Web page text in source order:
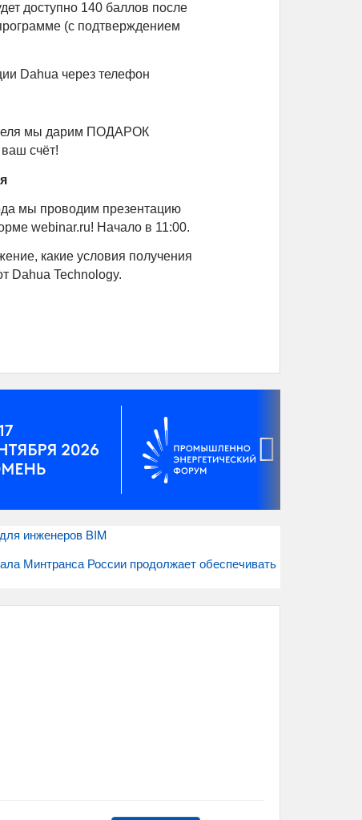
доступно 140 баллов после
(с подтверждением
Dahua через телефон
мы дарим ПОДАРОК
счёт!
мы проводим презентацию
webinar.ru! Начало в 11:00.
какие условия получения
Dahua Technology.
›
инженеров BIM
Минтранса России продолжает обеспечивать